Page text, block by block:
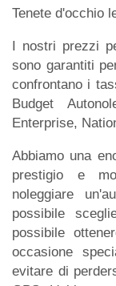
Tenete d'occhio
I nostri prezzi
sono garantiti
confrontano i
Budget
Enterprise,
Abbiamo una
prestigio e
noleggiare
possibile
possibile
occasione
evitare di